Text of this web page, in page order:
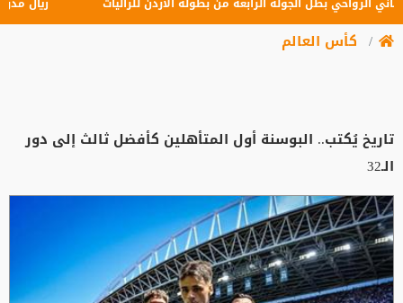
كأس العالم
تاريخ يُكتب.. البوسنة أول المتأهلين كأفضل ثالث إلى دور
الـ32